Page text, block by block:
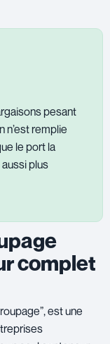
pesant
n’est remplie
le port la
plus
complet
est une